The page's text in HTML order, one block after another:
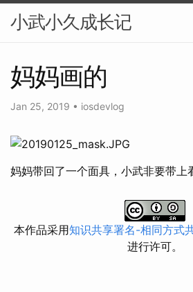
小武小久成长记
妈妈画的
Jan 25, 2019 • iosdevlog
妈妈带回了一个面具，小武非要带上
本作品采用知识共享署名-相同方式
进行许可。